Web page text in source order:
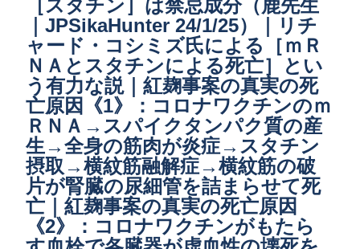
［スタチン］は禁忌成分（鹿先生
｜JPSikaHunter 24/1/25）｜リチ
ャード・コシミズ氏による［ｍＲ
ＮＡとスタチンによる死亡］とい
う有力な説｜紅麹事案の真実の死
亡原因《1》：コロナワクチンのｍ
ＲＮＡ→スパイクタンパク質の産
生→全身の筋肉が炎症→スタチン
摂取→横紋筋融解症→横紋筋の破
片が腎臓の尿細管を詰まらせて死
亡｜紅麹事案の真実の死亡原因
《2》：コロナワクチンがもたら